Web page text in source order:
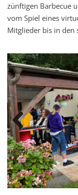
zünftigen Barbecue
vom Spiel eines
Mitglieder bis in den
Previous